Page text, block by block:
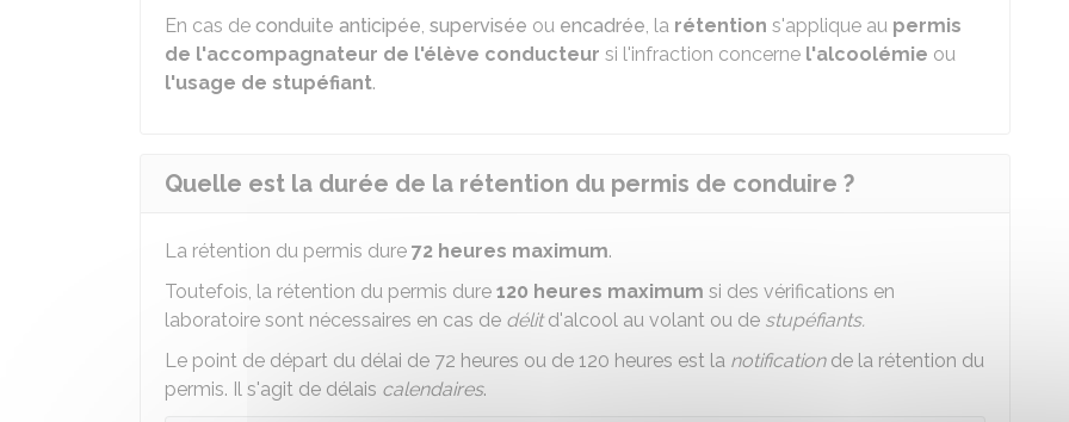
En cas de conduite anticipée, supervisée ou encadrée, la rétention s'applique au permis
de l'accompagnateur de l'élève conducteur si l'infraction concerne l'alcoolémie ou
l'usage de stupéfiant.
Quelle est la durée de la rétention du permis de conduire ?
La rétention du permis dure 72 heures maximum.
Toutefois, la rétention du permis dure 120 heures maximum si des vérifications en
laboratoire sont nécessaires en cas de délitd'alcool au volant ou de stupéfiants.
Le point de départ du délai de 72 heures ou de 120 heures est la notificationde la rétention du
permis. Il s'agit de délais calendaires.